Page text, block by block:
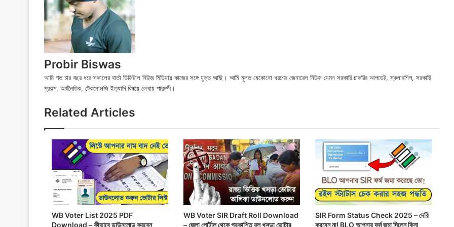
Probir Biswas
আমি গত চার বছর ধরে সকালের বার্তা ডিজিটাল নিউজ মিডিয়ায় কাজের সঙ্গে যুক্ত আছি। আমি মুলত যেকোনো ধরণের জেনারেল নিউজ যেমন সরকারি চাকরির আপডেট, স্কলারশিপ, সরকারি
প্রকল্প, অর্থনৈতিক, টেকনোলজি ইত্যাদি বিষয়ে লেখায় পারদর্শী।
Related Articles
WB Voter List 2025 PDF
Download – কীভাবে ডাউনলোড করবেন
WB Voter SIR Draft Roll Download
– জেলা পোর্টাল থেকে প্রকাশিত হল খসড়া ভোটার
SIR Form Status Check 2025 – দেরি
করবেন না! BLO আপনার ফর্ম জমা দিলেন কিনা